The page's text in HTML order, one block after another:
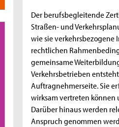
Der berufsbegleitende
Straßen- und
wie sie
rechtlichen
gemeinsame
Verkehrsbetrieben
Auftragnehmerseite. Sie
wirksam vertreten
Darüber hinaus werden
Anspruch genommen